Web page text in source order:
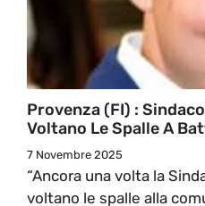
Provenza (FI) :
Voltano Le Spalle A
7 Novembre 2025
“Ancora una volta la
voltano le spalle alla